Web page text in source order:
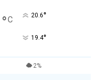
°C 20.6°
19.4°
2%